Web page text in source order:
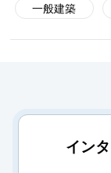
一般建築
イン